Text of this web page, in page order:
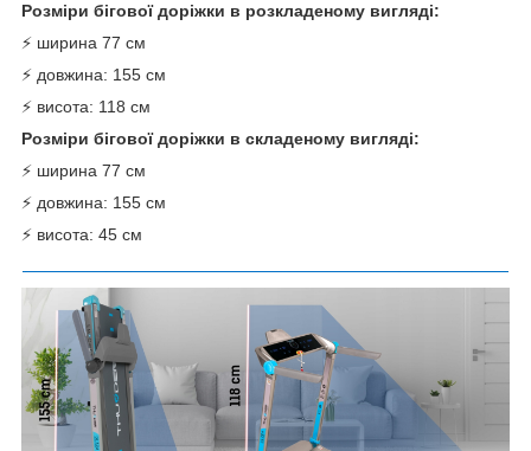
Розміри бігової доріжки в розкладеному вигляді:
⚡ ширина 77 см
⚡ довжина: 155 см
⚡ висота: 118 см
Розміри бігової доріжки в складеному вигляді:
⚡ ширина 77 см
⚡ довжина: 155 см
⚡ висота: 45 см